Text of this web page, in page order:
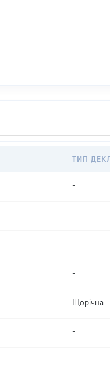
ТИП
-
-
-
-
Щорічна
-
-